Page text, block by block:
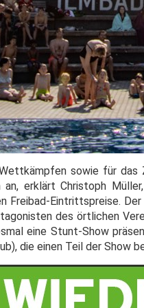
sowie für
erklärt Christoph
Freibad-Eintrittspreise.
des örtlichen
eine Stunt-Show
die einen Teil der Show